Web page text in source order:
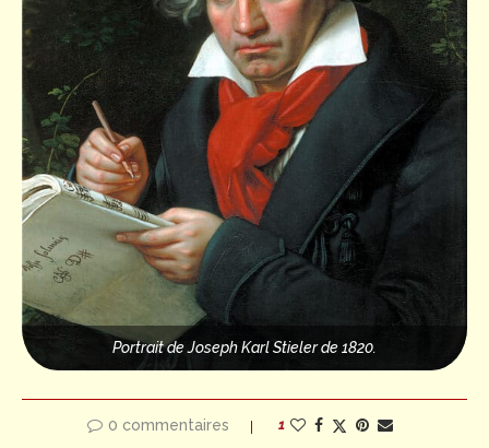
Portrait de Joseph Karl Stieler de 1820.
0 commentaires 1